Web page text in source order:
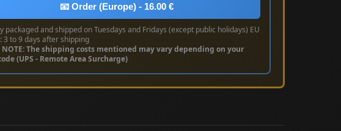
📧 Order (Europe) - 16.00 €
packaged and shipped on Tuesdays and Fridays (except public holidays) EU
3 to 9 days after shipping
NOTE: The shipping costs mentioned may vary depending on your
(UPS - Remote Area Surcharge)